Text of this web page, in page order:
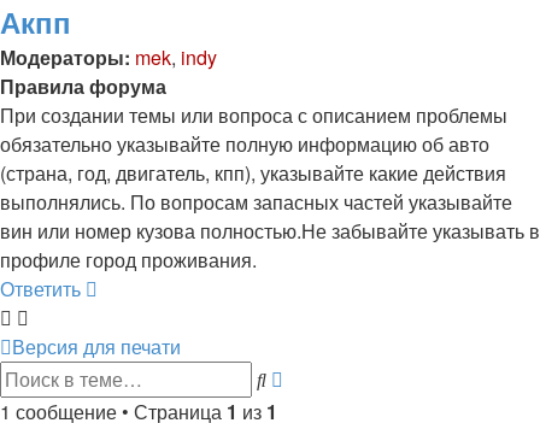
Акпп
Модераторы: mek, indy
Правила форума
При создании темы или вопроса с описанием проблемы
обязательно указывайте полную информацию об авто
(страна, год, двигатель, кпп), указывайте какие действия
выполнялись. По вопросам запасных частей указывайте
вин или номер кузова полностью.Не забывайте указывать в
профиле город проживания.
Ответить
Версия для печати
Поиск
1 сообщение • Страница 1 из 1